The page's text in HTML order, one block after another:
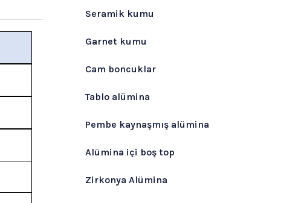
Seramik kumu
Garnet kumu
Cam boncuklar
Tablo alümina
Pembe kaynaşmış alümina
Alümina içi boş top
Zirkonya Alümina